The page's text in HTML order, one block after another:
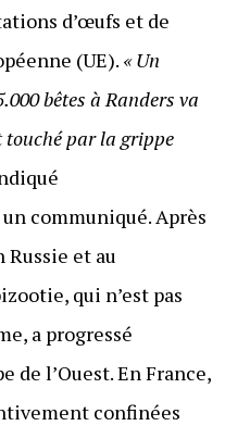
d’œufs et de
(UE). « Un
bêtes à Randers va
touché par la grippe
communiqué. Après
Russie et au
qui n’est pas
a progressé
de l’Ouest. En France,
confinées